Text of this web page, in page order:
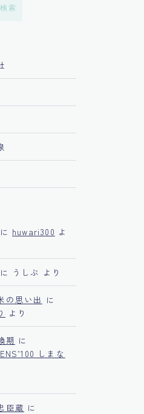
検索
に huwari300 よ
に うしぶ より
思い出 に
より
期 に
しまな
臣蔵 に